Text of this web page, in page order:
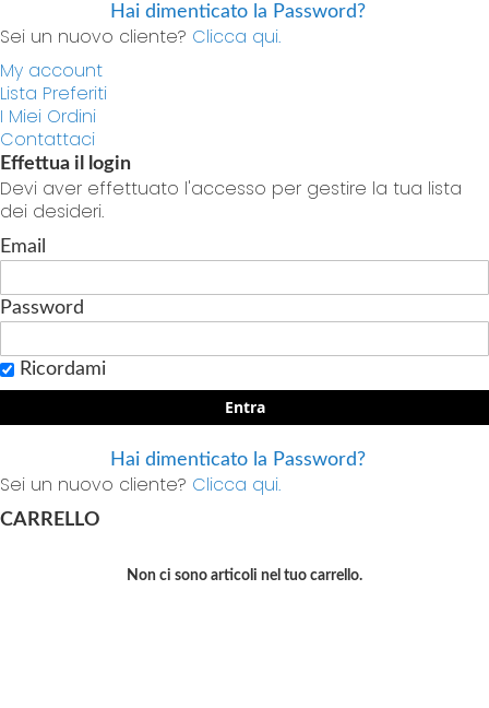
Hai dimenticato la Password?
Sei un nuovo cliente? Clicca qui.
My account
Lista Preferiti
I Miei Ordini
Contattaci
Effettua il login
Devi aver effettuato l'accesso per gestire la tua lista
dei desideri.
Email
Password
Ricordami
Entra
Hai dimenticato la Password?
Sei un nuovo cliente? Clicca qui.
CARRELLO
Non ci sono articoli nel tuo carrello.